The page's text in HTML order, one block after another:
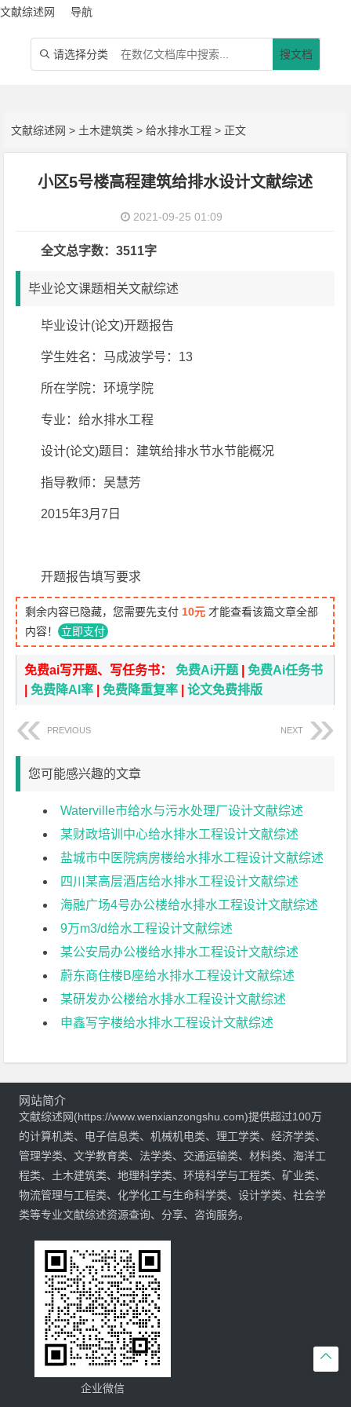
文献综述网 导航
 请选择分类 搜文档
文献综述网 > 土木建筑类 >给水排水工程 > 正文
小区5号楼高程建筑给排水设计文献综述
2021-09-25 01:09
全文总字数：3511字
毕业论文课题相关文献综述
毕业设计(论文)开题报告
学生姓名：马成波学号：13
所在学院：环境学院
专业：给水排水工程
设计(论文)题目：建筑给排水节水节能概况
指导教师：吴慧芳
2015年3月7日
开题报告填写要求
剩余内容已隐藏，您需要先支付 10元 才能查看该篇文章全部
内容！ 立即支付
免费ai写开题、写任务书：免费Ai开题 |免费Ai任务书
|免费降AI率 |免费降重复率 |论文免费排版
PREVIOUS NEXT
您可能感兴趣的文章
Waterville市给水与污水处理厂设计文献综述
某财政培训中心给水排水工程设计文献综述
盐城市中医院病房楼给水排水工程设计文献综述
四川某高层酒店给水排水工程设计文献综述
海融广场4号办公楼给水排水工程设计文献综述
9万m3/d给水工程设计文献综述
某公安局办公楼给水排水工程设计文献综述
蔚东商住楼B座给水排水工程设计文献综述
某研发办公楼给水排水工程设计文献综述
申鑫写字楼给水排水工程设计文献综述

网站简介
文献综述网(https://www.wenxianzongshu.com)提供超过100万
的计算机类、电子信息类、机械机电类、理工学类、经济学类、
管理学类、文学教育类、法学类、交通运输类、材料类、海洋工
程类、土木建筑类、地理科学类、环境科学与工程类、矿业类、
物流管理与工程类、化学化工与生命科学类、设计学类、社会学
类等专业文献综述资源查询、分享、咨询服务。
企业微信